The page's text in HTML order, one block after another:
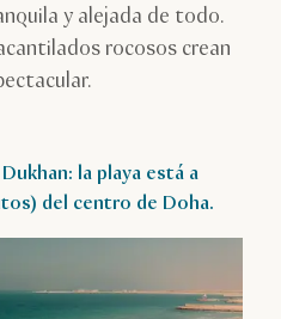
y alejada de todo.
rocosos crean
la playa está a
del centro de Doha.